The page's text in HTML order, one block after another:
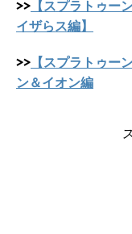
>> 【スプラトゥー
イザらス編】
>> 【スプラトゥー
ン＆イオン編